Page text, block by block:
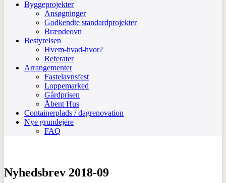
Byggeprojekter
Ansøgninger
Godkendte standardprojekter
Brændeovn
Bestyrelsen
Hvem-hvad-hvor?
Referater
Arrangementer
Fastelavnsfest
Loppemarked
Gårdprisen
Åbent Hus
Containerplads / dagrenovation
Nye grundejere
FAQ
Nyhedsbrev 2018-09